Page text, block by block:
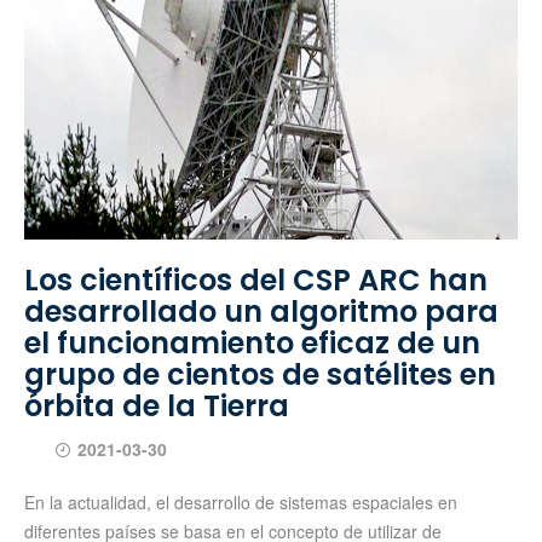
Los científicos del CSP ARC han
desarrollado un algoritmo para
el funcionamiento eficaz de un
grupo de cientos de satélites en
órbita de la Tierra
2021-03-30
En la actualidad, el desarrollo de sistemas espaciales en
diferentes países se basa en el concepto de utilizar de